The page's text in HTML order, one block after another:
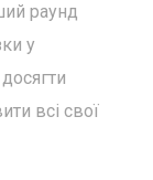
раунд
у
всі свої